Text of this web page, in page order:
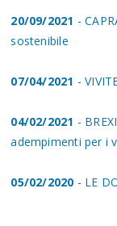
20/09/2021 -
sostenibile
07/04/2021 -
04/02/2021 -
adempimenti per i
05/02/2020 - LE